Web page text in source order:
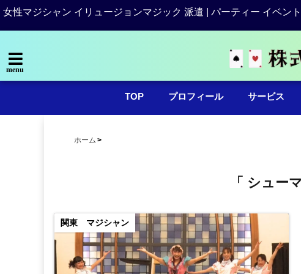
女性マジシャン イリュージョンマジック 派遣 | パーティー イベン
menu
TOP プロフィール サービス
ホーム
「 シュー
関東 マジシャン